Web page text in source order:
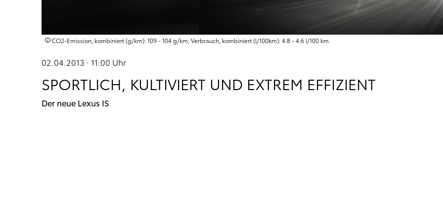
CO2-Emission, kombiniert (g/km): 109 - 104 g/km; Verbrauch, kombiniert (l/100km): 4.8 - 4.6 l/100 km
02.04.2013 · 11:00 Uhr
SPORTLICH, KULTIVIERT UND EXTREM EFFIZIENT
Der neue Lexus IS